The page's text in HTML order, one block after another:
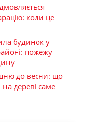
коли це
будинок у
пожежу
до весни: що
на дереві саме